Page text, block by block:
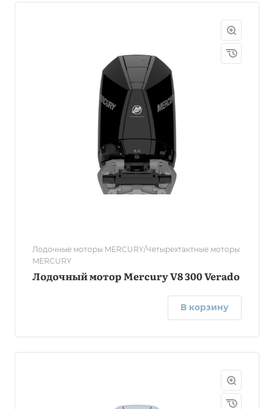
Лодочные моторы MERCURY/Четырехтактные моторы
MERCURY
Лодочный мотор Mercury V8 300 Verado
В корзину